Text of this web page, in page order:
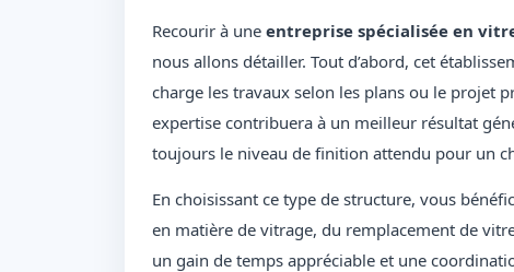
Recourir à une entreprise spécialisée en
nous allons détailler. Tout d’abord, cet
charge les travaux selon les plans ou le projet
expertise contribuera à un meilleur résultat
toujours le niveau de finition attendu pour un
En choisissant ce type de structure, vous
en matière de vitrage, du remplacement de
un gain de temps appréciable et une